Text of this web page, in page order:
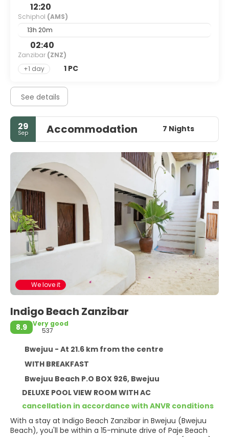
12:20
Schiphol (AMS)
13h 20m
02:40
Zanzibar (ZNZ)
+1 day
1 PC
See details
29
Sep Accommodation 7 Nights
We love it
Indigo Beach Zanzibar
8.9
Very good
537
Bwejuu - At 21.6 km from the centre
WITH BREAKFAST
Bwejuu Beach P.O BOX 926, Bwejuu
DELUXE POOL VIEW ROOM WITH AC
cancellation in accordance with ANVR conditions
With a stay at Indigo Beach Zanzibar in Bwejuu (Bwejuu
Beach), you'll be within a 15-minute drive of Paje Beach